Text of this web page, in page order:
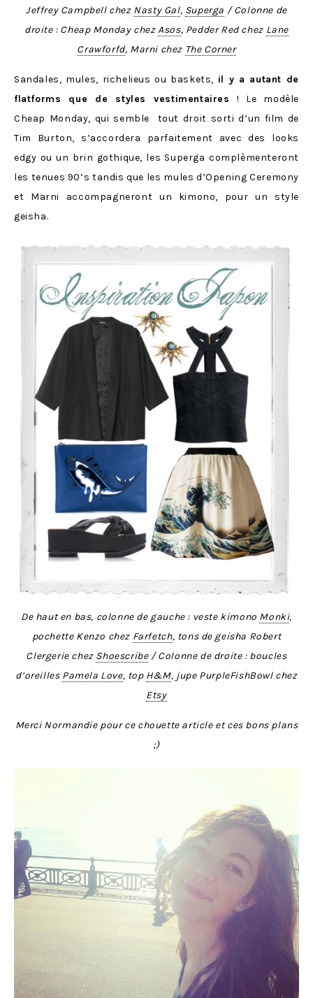
Jeffrey Campbell chez Nasty Gal, Superga / Colonne de
droite : Cheap Monday chezAsos, Pedder Red chez Lane
Crawforfd, Marni chez The Corner
Sandales, mules, richelieus ou baskets, il y a autant de
flatforms que de styles vestimentaires ! Le modèle
Cheap Monday, qui semble tout droit sorti d’un film de
Tim Burton, s’accordera parfaitement avec des looks
edgy ou un brin gothique, les Superga complèmenteront
les tenues 90’s tandis que les mules d’Opening Ceremony
et Marni accompagneront un kimono, pour un style
geisha.
De haut en bas, colonne de gauche : veste kimono Monki,
pochette Kenzo chez Farfetch, tons de geisha Robert
Clergerie chez Shoescribe/ Colonne de droite : boucles
d’oreilles Pamela Love, top H&M, jupe PurpleFishBowl chez
Etsy
Merci Normandie pour ce chouette article et ces bons plans
;)